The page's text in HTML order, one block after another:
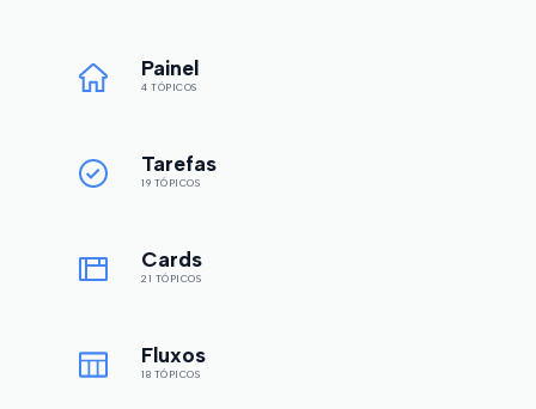
Painel
4 TÓPICOS
Tarefas
19 TÓPICOS
Cards
21 TÓPICOS
Fluxos
18 TÓPICOS